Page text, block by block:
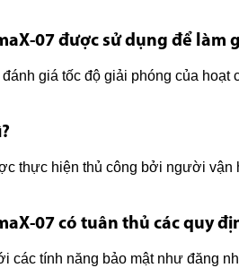
07 được sử dụng để làm
giá tốc độ giải phóng của hoạt
thực hiện thủ công bởi người vận
07 có tuân thủ các quy
các tính năng bảo mật như đăng